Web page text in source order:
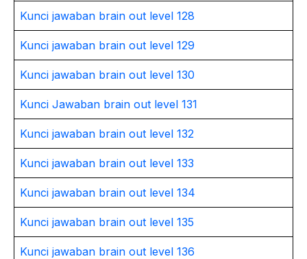
Kunci jawaban brain out level 128
Kunci jawaban brain out level 129
Kunci jawaban brain out level 130
Kunci Jawaban brain out level 131
Kunci jawaban brain out level 132
Kunci jawaban brain out level 133
Kunci jawaban brain out level 134
Kunci jawaban brain out level 135
Kunci jawaban brain out level 136